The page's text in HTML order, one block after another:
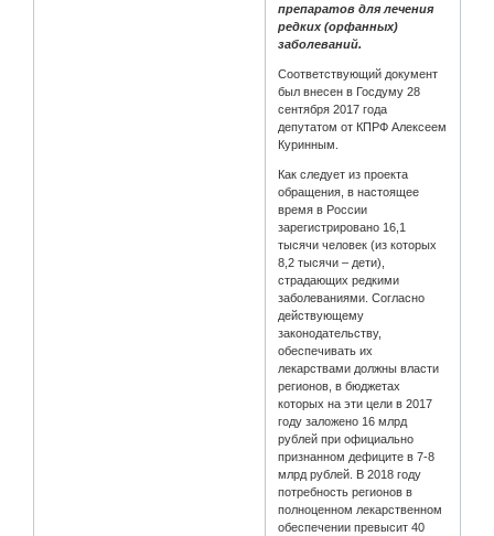
препаратов для лечения
редких (орфанных)
заболеваний.
Соответствующий документ
был внесен в Госдуму 28
сентября 2017 года
депутатом от КПРФ Алексеем
Куринным.
Как следует из проекта
обращения, в настоящее
время в России
зарегистрировано 16,1
тысячи человек (из которых
8,2 тысячи – дети),
страдающих редкими
заболеваниями. Согласно
действующему
законодательству,
обеспечивать их
лекарствами должны власти
регионов, в бюджетах
которых на эти цели в 2017
году заложено 16 млрд
рублей при официально
признанном дефиците в 7-8
млрд рублей. В 2018 году
потребность регионов в
полноценном лекарственном
обеспечении превысит 40